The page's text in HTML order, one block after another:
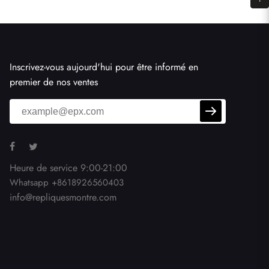
Inscrivez-vous aujourd'hui pour être informé en
premier de nos ventes
Heure de service 9:00-21:00
Whatsapp +8618926560403
info@repliquesmontre.com